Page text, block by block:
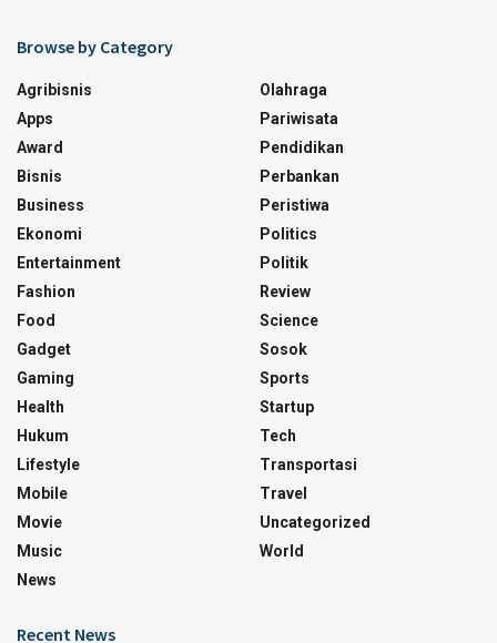
Browse by Category
Agribisnis
Apps
Award
Bisnis
Business
Ekonomi
Entertainment
Fashion
Food
Gadget
Gaming
Health
Hukum
Lifestyle
Mobile
Movie
Music
News
Olahraga
Pariwisata
Pendidikan
Perbankan
Peristiwa
Politics
Politik
Review
Science
Sosok
Sports
Startup
Tech
Transportasi
Travel
Uncategorized
World
Recent News